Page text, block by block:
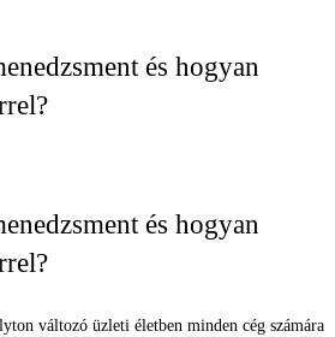
és hogyan
és hogyan
változó üzleti életben minden cég számára